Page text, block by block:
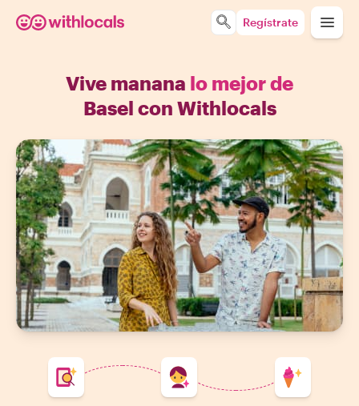
Regístrate
Vive manana lo mejor de
Basel con Withlocals